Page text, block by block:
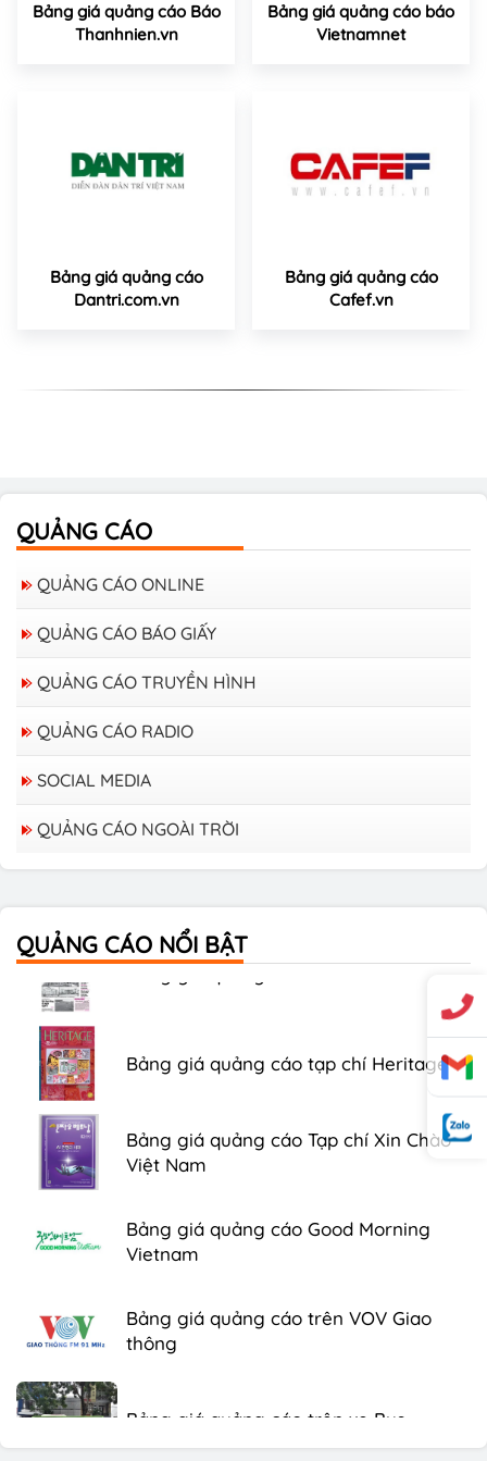
Bảng giá quảng cáo Báo
Thanhnien.vn
Bảng giá quảng cáo báo
Vietnamnet
Bảng giá quảng cáo
Dantri.com.vn
Bảng giá quảng cáo
Cafef.vn
QUẢNG CÁO
QUẢNG CÁO ONLINE
QUẢNG CÁO BÁO GIẤY
QUẢNG CÁO TRUYỀN HÌNH
QUẢNG CÁO RADIO
SOCIAL MEDIA
QUẢNG CÁO NGOÀI TRỜI
QUẢNG CÁO NỔI BẬT
Bảng giá quảng cáo trên xe Bus
Bảng giá quảng cáo Báo Tuổi Trẻ
Bảng giá quảng cáo tạp chí Heritage
Bảng giá quảng cáo Tạp chí Xin Chào
Việt Nam
Vietnam
thông